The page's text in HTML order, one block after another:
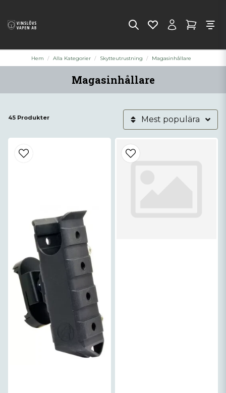
Hem Alla Kategorier Skytteutrustning Magasinhållare
Magasinhållare
45 Produkter Mest populära